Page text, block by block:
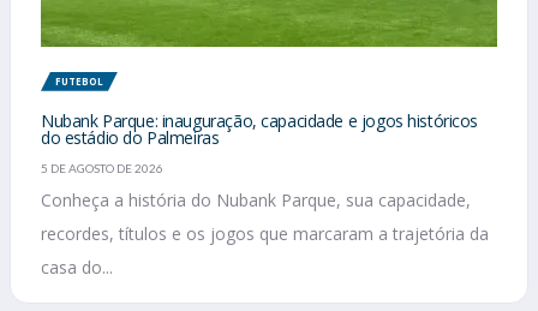
FUTEBOL
Nubank Parque: inauguração, capacidade e jogos históricos
do estádio do Palmeiras
5 DE AGOSTO DE 2026
Conheça a história do Nubank Parque, sua capacidade,
recordes, títulos e os jogos que marcaram a trajetória da
casa do...